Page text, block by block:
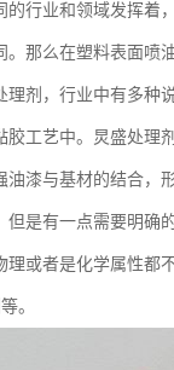
行业和领域发挥着
那么在塑料表面喷
剂，行业中有多
工艺中。炅盛处
漆与基材的结合，
是有一点需要明确
或者是化学属性都
。